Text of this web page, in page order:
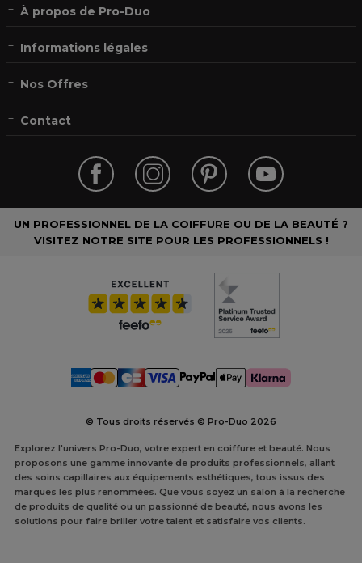
À propos de Pro-Duo
Informations légales
Nos Offres
Contact
UN PROFESSIONNEL DE LA COIFFURE OU DE LA BEAUTÉ ?
VISITEZ NOTRE SITE POUR LES PROFESSIONNELS !
© Tous droits réservés © Pro-Duo 2026
Explorez l'univers Pro-Duo, votre expert en coiffure et beauté. Nous
proposons une gamme innovante de produits professionnels, allant
des soins capillaires aux équipements esthétiques, tous issus des
marques les plus renommées. Que vous soyez un salon à la recherche
de produits de qualité ou un passionné de beauté, nous avons les
solutions pour faire briller votre talent et satisfaire vos clients.